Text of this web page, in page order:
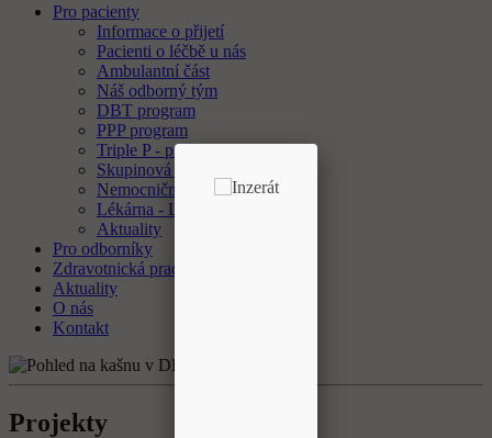
Pro pacienty
Informace o přijetí
Pacienti o léčbě u nás
Ambulantní část
Náš odborný tým
DBT program
PPP program
Triple P - program
Skupinová psychoterapie
Nemocniční ombudsman
Lékárna - Laboratoř
Aktuality
Pro odborníky
Zdravotnická pracoviště
Aktuality
O nás
Kontakt
Projekty